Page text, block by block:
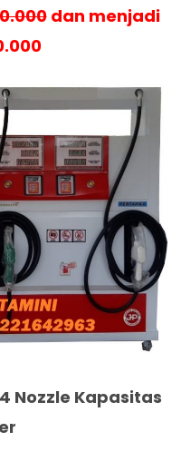
dan menjadi
Nozzle Kapasitas